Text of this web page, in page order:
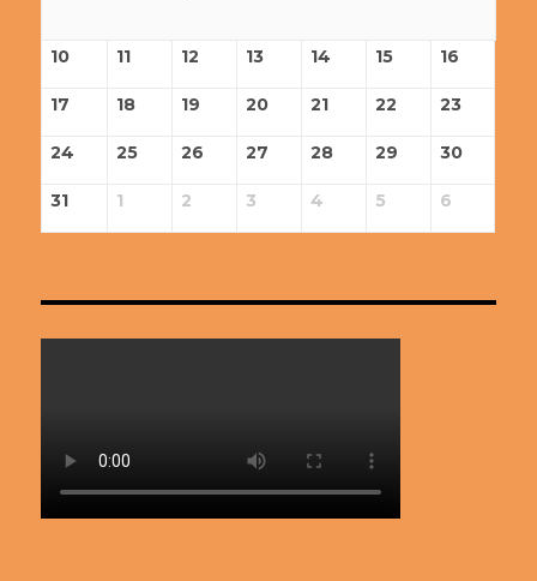
10 11 12 13 14 15 16
17 18 19 20 21 22 23
24 25 26 27 28 29 30
31 1 2 3 4 5 6